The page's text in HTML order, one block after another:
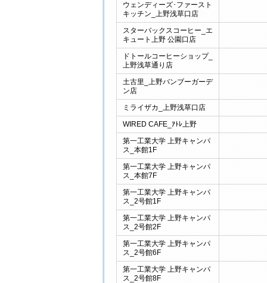
ウェンディーズ･ファースト
キッチン_上野浅草口店
スターバックスコーヒー_エ
キュート上野 公園口店
ドトールコーヒーショップ_
上野浅草通り店
土古里_上野バンブーガーデ
ン店
ミライザカ_上野浅草口店
WIRED CAFE_ｱﾄﾚ上野
第一工業大学 上野キャンパ
ス_本館1F
第一工業大学 上野キャンパ
ス_本館7F
第一工業大学 上野キャンパ
ス_2号館1F
第一工業大学 上野キャンパ
ス_2号館2F
第一工業大学 上野キャンパ
ス_2号館6F
第一工業大学 上野キャンパ
ス_2号館8F